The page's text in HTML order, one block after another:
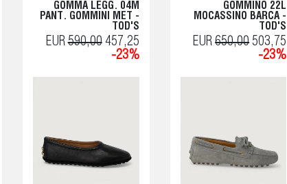
GOMMA LEGG. 04M
PANT. GOMMINI MET -
TOD'S
EUR590,00457,25
-23%
GOMMINO 22L
MOCASSINO BARCA -
TOD'S
EUR650,00503,75
-23%